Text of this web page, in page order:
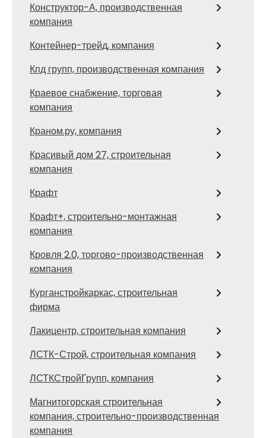
Конструктор-А, производственная
компания
Контейнер-трейд, компания
Кпд групп, производственная компания
Краевое снабжение, торговая
компания
Краном.ру, компания
Красивый дом 27, строительная
компания
Крафт
Крафт+, строительно-монтажная
компания
Кровля 2.0, торгово-производственная
компания
Курганстройкаркас, строительная
фирма
Лакицентр, строительная компания
ЛСТК-Строй, строительная компания
ЛСТКСтройГрупп, компания
Магнитогорская строительная
компания, строительно-производственная
компания